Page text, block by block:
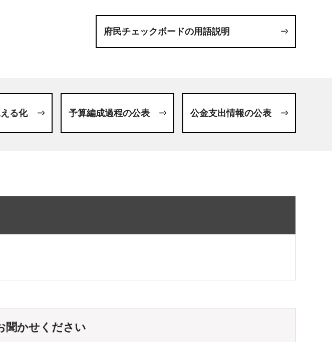
府民チェックボードの用語説明
る化 予算編成過程の公表 公金支出情報の公表
聞かせください